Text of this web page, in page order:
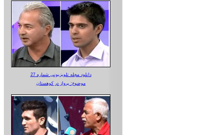
دانلود مجله تلویزیونی شماره 27
موضوع: پرواز در کوهستان